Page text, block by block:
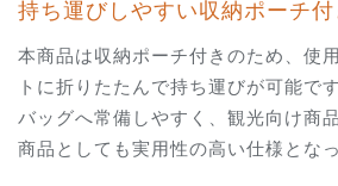
持ち運びしやすい収納ポーチ
本商品は収納ポーチ付きのため、使
トに折りたたんで持ち運びが可能です
バッグへ常備しやすく、観光向け商
商品としても実用性の高い仕様とな